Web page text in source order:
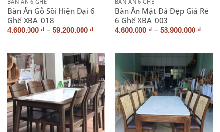
BÀN ĂN 6 GHẾ
Bàn Ăn Gỗ Sồi Hiện Đại 6
Ghế XBA_018
4.600.000 ₫ – 59.200.000 ₫
BÀN ĂN 6 GHẾ
Bàn Ăn Mặt Đá Đẹp Giá Rẻ
6 Ghế XBA_003
4.600.000 ₫ – 58.900.000 ₫